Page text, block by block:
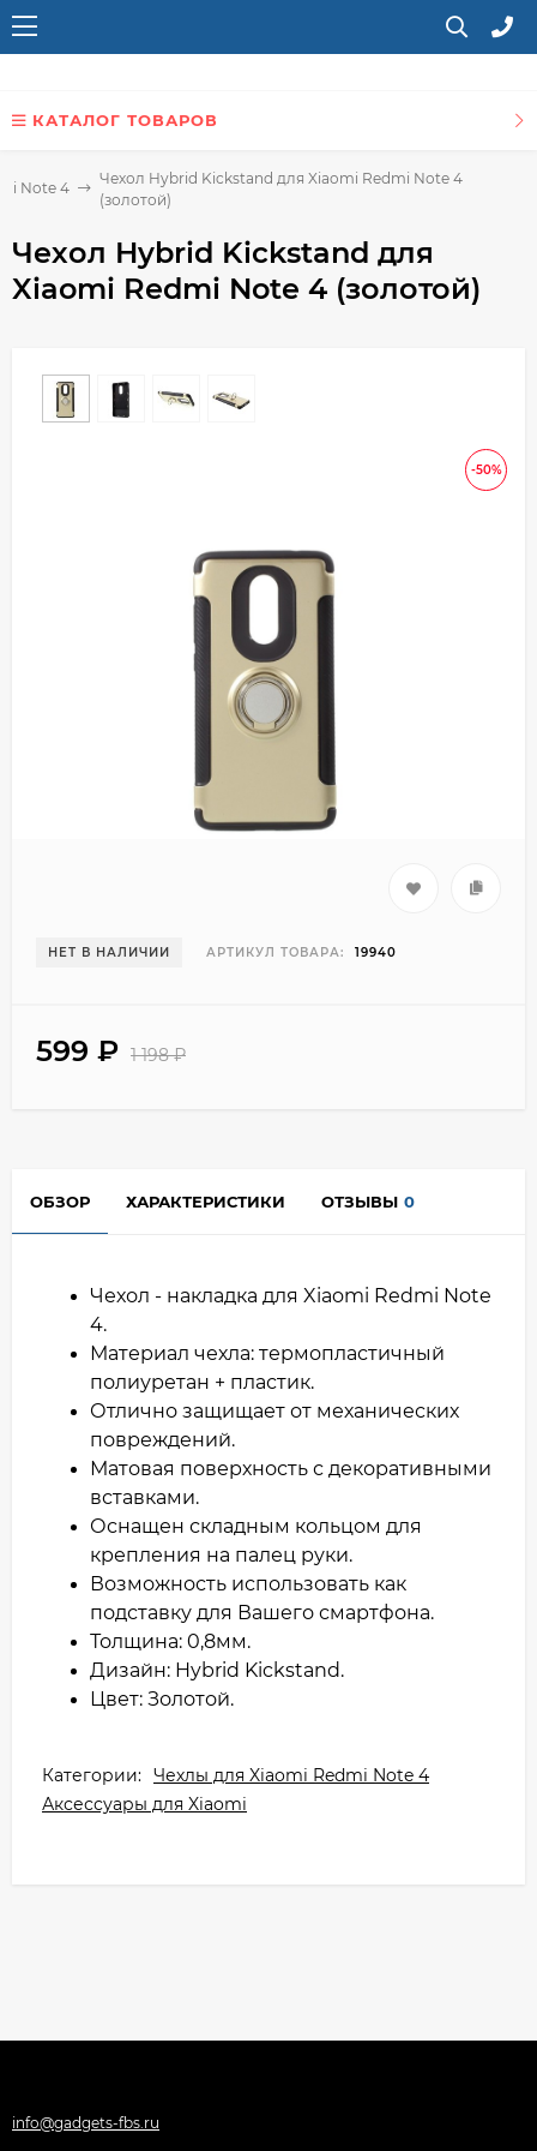
КАТАЛОГ ТОВАРОВ
Note 4
Чехол Hybrid Kickstand для Xiaomi Redmi Note 4
(золотой)
Чехол Hybrid Kickstand для
Xiaomi Redmi Note 4 (золотой)
-50%
НЕТ В НАЛИЧИИ АРТИКУЛ ТОВАРА: 19940
599 ₽ 1 198₽
ОБЗОР ХАРАКТЕРИСТИКИ ОТЗЫВЫ 0
Чехол - накладка для Xiaomi Redmi Note
4.
Материал чехла: термопластичный
полиуретан + пластик.
Отлично защищает от механических
повреждений.
Матовая поверхность с декоративными
вставками.
Оснащен складным кольцом для
крепления на палец руки.
Возможность использовать как
подставку для Вашего смартфона.
Толщина: 0,8мм.
Дизайн: Hybrid Kickstand.
Цвет: Золотой.
Категории: Чехлы для Xiaomi Redmi Note 4
Аксессуары для Xiaomi
info@gadgets-fbs.ru